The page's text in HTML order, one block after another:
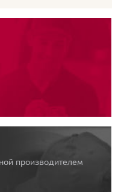
производителем